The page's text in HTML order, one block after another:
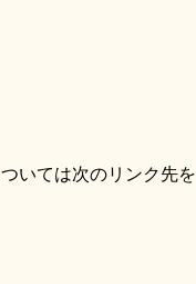
いては次のリンク先を